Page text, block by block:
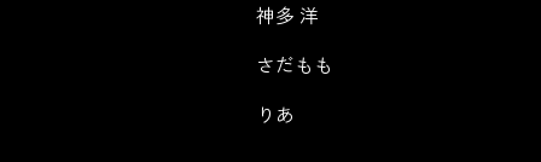
神多 洋
さだもも
りあ